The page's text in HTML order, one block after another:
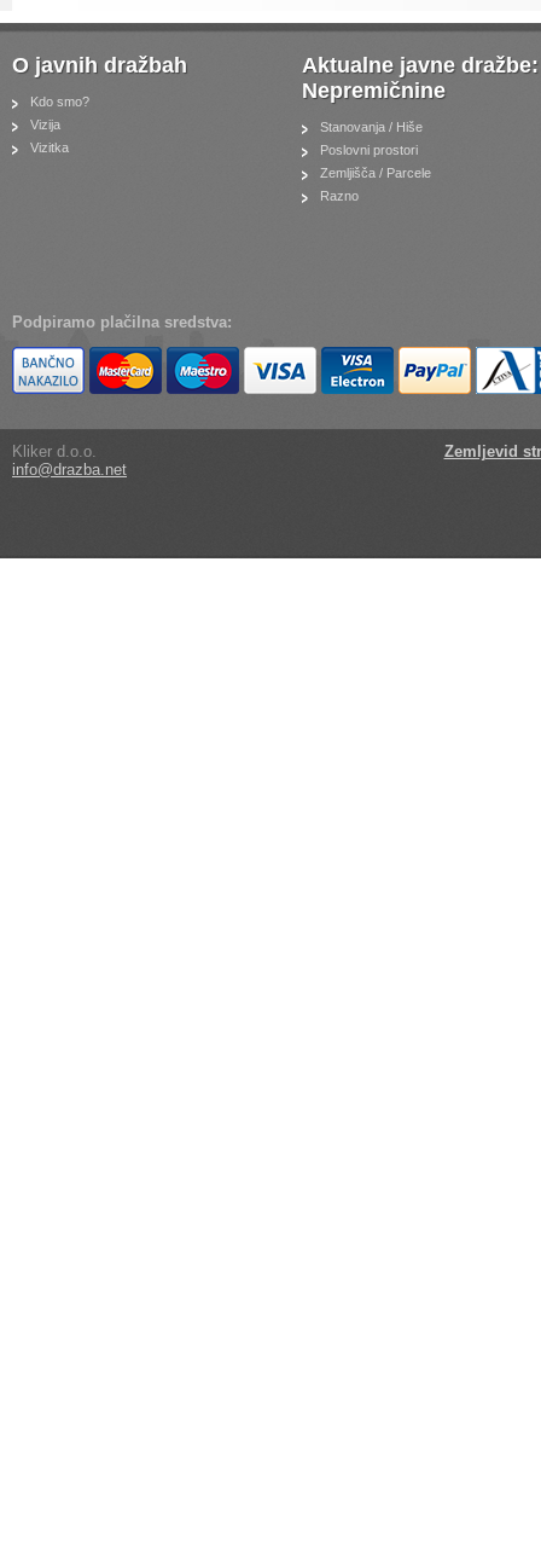
O javnih dražbah
Kdo smo?
Vizija
Vizitka
Aktualne javne dražbe:
Nepremičnine
Stanovanja / Hiše
Poslovni prostori
Zemljišča / Parcele
Razno
Podpiramo plačilna sredstva:
Kliker d.o.o.
info@drazba.net
Zemljevid